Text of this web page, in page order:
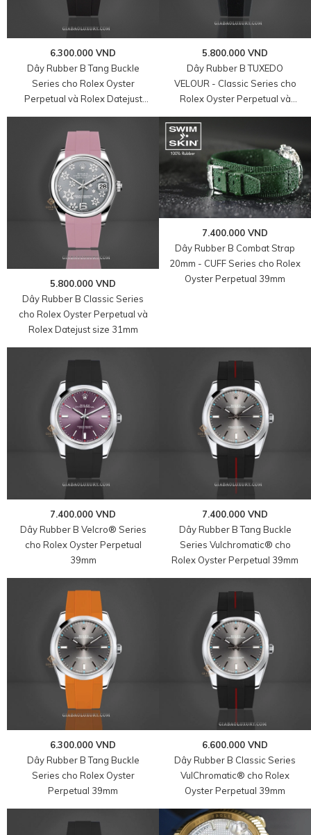
6.300.000 VND
Dây Rubber B Tang Buckle
Series cho Rolex Oyster
Perpetual và Rolex Datejust
5.800.000 VND
Dây Rubber B TUXEDO
VELOUR - Classic Series cho
Rolex Oyster Perpetual và
5.800.000 VND
Dây Rubber B Classic Series
cho Rolex Oyster Perpetual và
Rolex Datejust size 31mm
7.400.000 VND
Dây Rubber B Combat Strap
20mm - CUFF Series cho Rolex
Oyster Perpetual 39mm
7.400.000 VND
Dây Rubber B Velcro® Series
cho Rolex Oyster Perpetual
39mm
7.400.000 VND
Dây Rubber B Tang Buckle
Series Vulchromatic® cho
Rolex Oyster Perpetual 39mm
6.300.000 VND
Dây Rubber B Tang Buckle
Series cho Rolex Oyster
Perpetual 39mm
6.600.000 VND
Dây Rubber B Classic Series
VulChromatic® cho Rolex
Oyster Perpetual 39mm